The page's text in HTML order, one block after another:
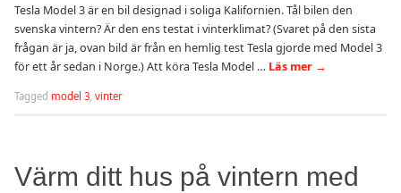
Tesla Model 3 är en bil designad i soliga Kalifornien. Tål bilen den
svenska vintern? Är den ens testat i vinterklimat? (Svaret på den sista
frågan är ja, ovan bild är från en hemlig test Tesla gjorde med Model 3
för ett år sedan i Norge.) Att köra Tesla Model … Läs mer →
Tagged model 3 vinter
Värm ditt hus på vintern med